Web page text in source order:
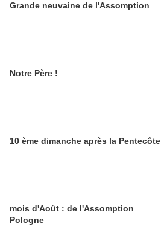
Grande neuvaine de l'Assomption
Notre Père !
10 ème dimanche après la Pentecôte
mois d'Août : de l'Assomption
Pologne